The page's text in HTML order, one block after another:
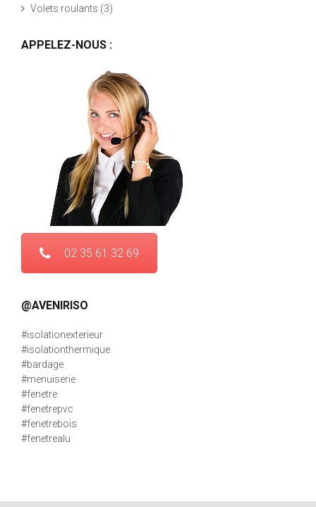
Volets roulants (3)
APPELEZ-NOUS :
02 35 61 32 69
@AVENIRISO
#isolationexterieur
#isolationthermique
#bardage
#menuiserie
#fenetre
#fenetrepvc
#fenetrebois
#fenetrealu